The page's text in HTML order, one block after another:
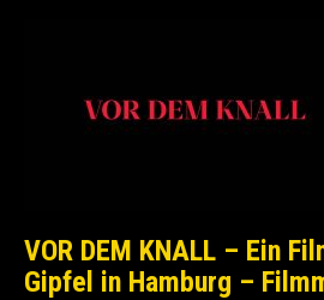
VOR DEM KNALL – Ein
Gipfel in Hamburg –